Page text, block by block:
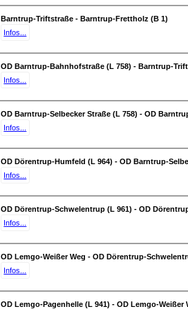
Barntrup-Triftstraße - Barntrup-Frettholz (B 1)
Infos...
OD Barntrup-Bahnhofstraße (L 758) - Barntrup-
Infos...
OD Barntrup-Selbecker Straße (L 758) - OD
Infos...
OD Dörentrup-Humfeld (L 964) - OD Barntrup-
Infos...
OD Dörentrup-Schwelentrup (L 961) - OD
Infos...
OD Lemgo-Weißer Weg - OD Dörentrup-
Infos...
OD Lemgo-Pagenhelle (L 941) - OD Lemgo-Weißer